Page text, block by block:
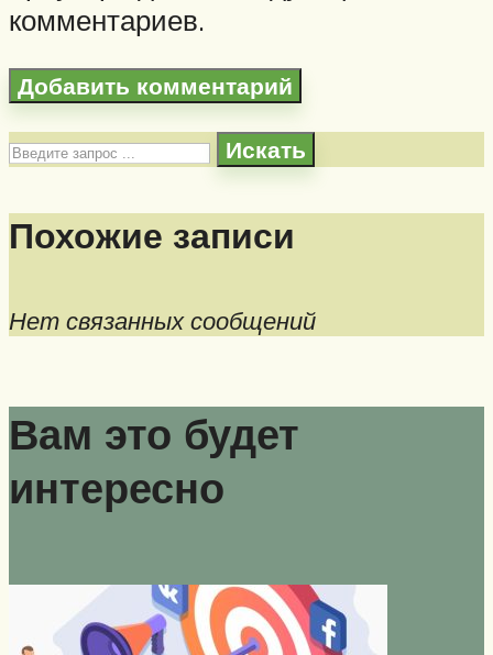
комментариев.
Искать
Похожие записи
Нет связанных сообщений
Вам это будет
интересно